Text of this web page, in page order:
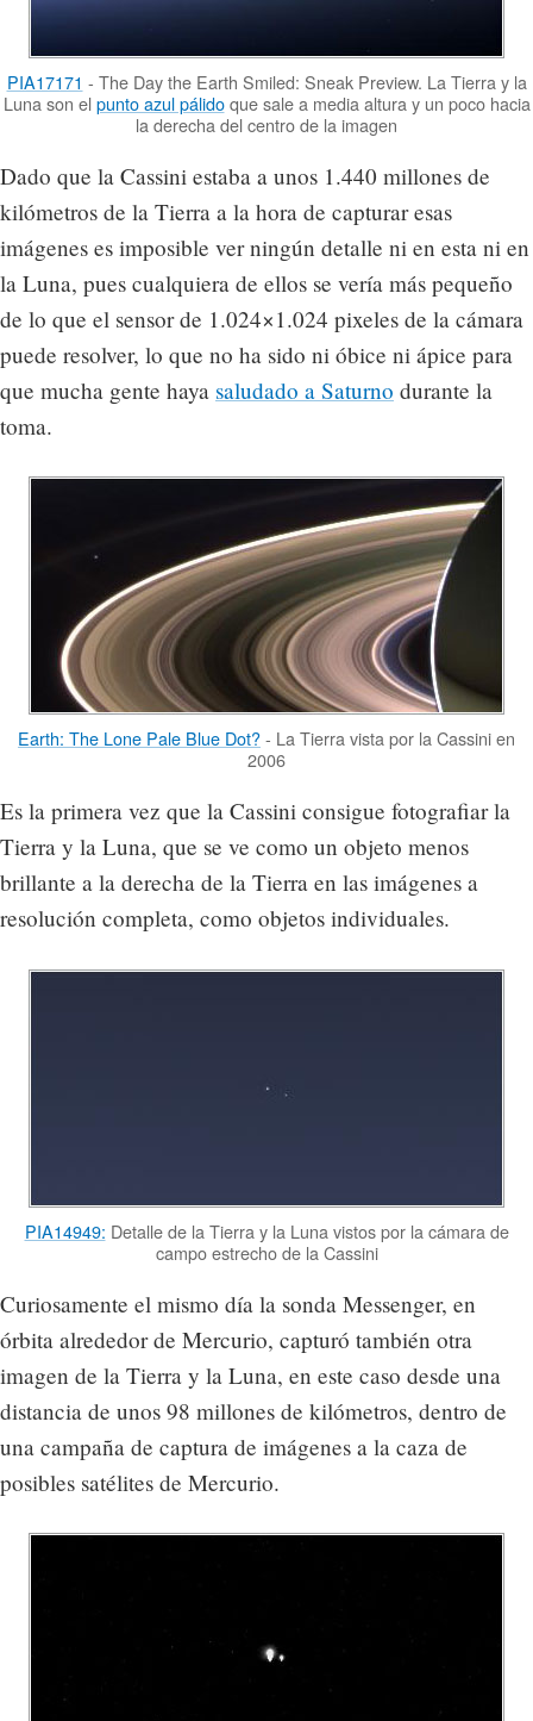
PIA17171 - The Day the Earth Smiled: Sneak Preview. La Tierra y la
Luna son elpunto azul pálidoque sale a media altura y un poco hacia
la derecha del centro de la imagen
Dado que la Cassini estaba a unos 1.440 millones de
kilómetros de la Tierra a la hora de capturar esas
imágenes es imposible ver ningún detalle ni en esta ni en
la Luna, pues cualquiera de ellos se vería más pequeño
de lo que el sensor de 1.024×1.024 pixeles de la cámara
puede resolver, lo que no ha sido ni óbice ni ápice para
que mucha gente haya saludado a Saturno durante la
toma.
Earth: The Lone Pale Blue Dot?- La Tierra vista por la Cassini en
2006
Es la primera vez que la Cassini consigue fotografiar la
Tierra y la Luna, que se ve como un objeto menos
brillante a la derecha de la Tierra en las imágenes a
resolución completa, como objetos individuales.
PIA14949: Detalle de la Tierra y la Luna vistos por la cámara de
campo estrecho de la Cassini
Curiosamente el mismo día la sonda Messenger, en
órbita alrededor de Mercurio, capturó también otra
imagen de la Tierra y la Luna, en este caso desde una
distancia de unos 98 millones de kilómetros, dentro de
una campaña de captura de imágenes a la caza de
posibles satélites de Mercurio.